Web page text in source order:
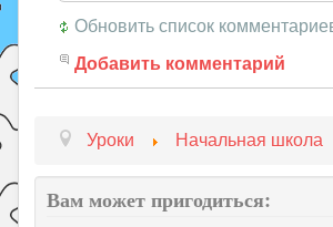
Обновить список
Добавить комментарий
Уроки Начальная школа
Вам может пригодиться: